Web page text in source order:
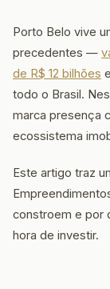
Porto Belo vive
precedentes —
de R$ 12 bilhões
todo o Brasil.
marca presença
ecossistema
Este artigo traz
constroem e por
hora de investir.